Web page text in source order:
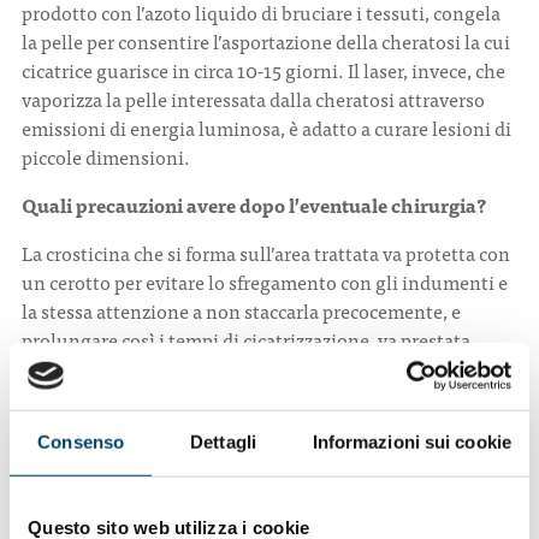
Consenso Dettagli Informazioni sui cookie
Questo sito web utilizza i cookie
prodotto con l’azoto liquido di bruciare i tessuti, congela
la pelle per consentire l’asportazione della cheratosi la cui
cicatrice guarisce in circa 10-15 giorni. Il laser, invece, che
vaporizza la pelle interessata dalla cheratosi attraverso
emissioni di energia luminosa, è adatto a curare lesioni di
piccole dimensioni.
Quali precauzioni avere dopo l’eventuale chirurgia?
La crosticina che si forma sull’area trattata va protetta con
un cerotto per evitare lo sfregamento con gli indumenti e
la stessa attenzione a non staccarla precocemente, e
prolungare così i tempi di cicatrizzazione, va prestata
quando ci si lava. Inoltre, dopo l’intervento è bene evitare
di esporsi al sole per almeno un mese e, se necessario,
60 giorni.
delle cheratosi?